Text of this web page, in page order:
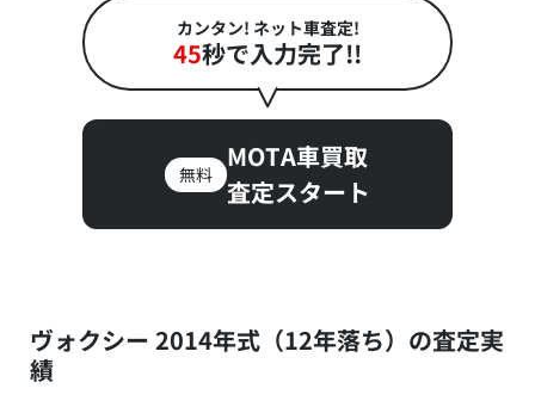
カンタン! ネット車査定!
45秒で入力完了!!
無料
MOTA車買取
査定スタート
ヴォクシー 2014年式（12年落ち）の査定実
績